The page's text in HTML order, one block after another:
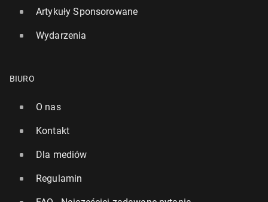
Artykuły Sponsorowane
Wydarzenia
BIURO
O nas
Kontakt
Dla mediów
Regulamin